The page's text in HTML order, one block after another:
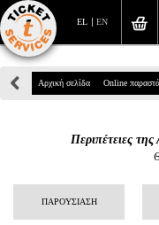
EN
EL
Αρχική σελίδα Online
Περιπέτειες
ΠΑΡΟΥΣΙΑΣΗ